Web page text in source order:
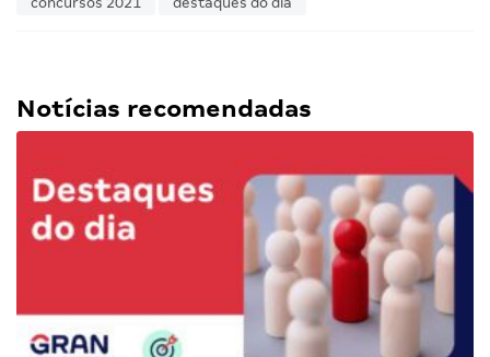
Notícias recomendadas